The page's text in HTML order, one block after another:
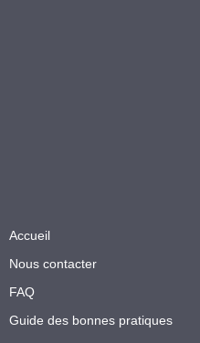
Accueil
Nous contacter
FAQ
Guide des bonnes pratiques